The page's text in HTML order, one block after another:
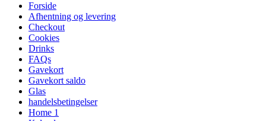
Forside
Afhentning og levering
Checkout
Cookies
Drinks
FAQs
Gavekort
Gavekort saldo
Glas
handelsbetingelser
Home 1